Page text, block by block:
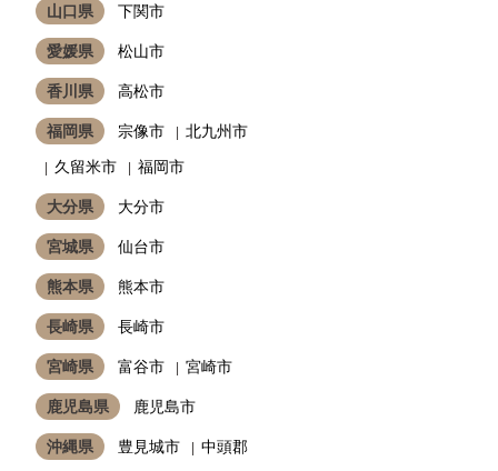
山口県 下関市
愛媛県 松山市
香川県 高松市
福岡県 宗像市
北九州市
久留米市
福岡市
大分県 大分市
宮城県 仙台市
熊本県 熊本市
長崎県 長崎市
宮崎県 富谷市 宮崎市
鹿児島県 鹿児島市
沖縄県 豊見城市
中頭郡